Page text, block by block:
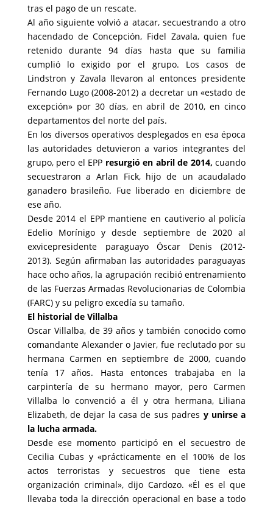
tras el pago de un rescate.
Al año siguiente volvió a atacar, secuestrando a otro
hacendado de Concepción, Fidel Zavala, quien fue
retenido durante 94 días hasta que su familia
cumplió lo exigido por el grupo. Los casos de
Lindstron y Zavala llevaron al entonces presidente
Fernando Lugo (2008-2012) a decretar un «estado de
excepción» por 30 días, en abril de 2010, en cinco
departamentos del norte del país.
En los diversos operativos desplegados en esa época
las autoridades detuvieron a varios integrantes del
grupo, pero el EPP resurgió en abril de 2014, cuando
secuestraron a Arlan Fick, hijo de un acaudalado
ganadero brasileño. Fue liberado en diciembre de
ese año.
Desde 2014 el EPP mantiene en cautiverio al policía
Edelio Morínigo y desde septiembre de 2020 al
exvicepresidente paraguayo Óscar Denis (2012-
2013). Según afirmaban las autoridades paraguayas
hace ocho años, la agrupación recibió entrenamiento
de las Fuerzas Armadas Revolucionarias de Colombia
(FARC) y su peligro excedía su tamaño.
El historial de Villalba
Oscar Villalba, de 39 años y también conocido como
comandante Alexander o Javier, fue reclutado por su
hermana Carmen en septiembre de 2000, cuando
tenía 17 años. Hasta entonces trabajaba en la
carpintería de su hermano mayor, pero Carmen
Villalba lo convenció a él y otra hermana, Liliana
Elizabeth, de dejar la casa de sus padres y unirse a
la lucha armada.
Desde ese momento participó en el secuestro de
Cecilia Cubas y «prácticamente en el 100% de los
actos terroristas y secuestros que tiene esta
organización criminal», dijo Cardozo. «Él es el que
llevaba toda la dirección operacional en base a todo